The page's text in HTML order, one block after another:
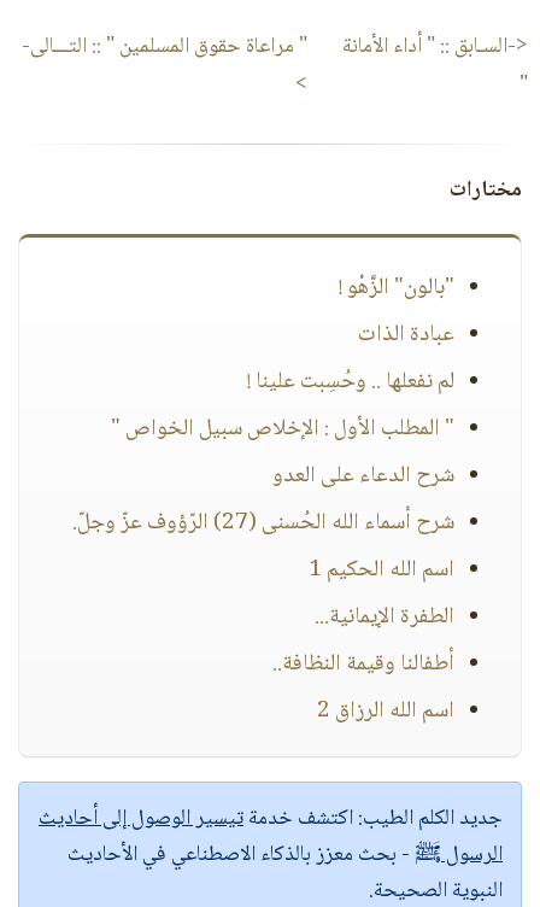
<-السـابق ::" أداء الأمانة
"
" مراعاة حقوق المسلمين " :: التـــالى-
>
مختارات
"بالون" الزَّهْو !
عبادة الذات
لم نفعلها .. وحُسِبت علينا !
" المطلب الأول : الإخلاص سبيل الخواص "
شرح الدعاء على العدو
شرح أسماء الله الحُسنى (27) الرّؤوف عزّ وجلّ.
اسم الله الحكيم 1
الطفرة الإيمانية...
أطفالنا وقيمة النظافة..
اسم الله الرزاق 2
جديد الكلم الطيب:اكتشف خدمةتيسير الوصول إلى أحاديث
الرسول ﷺ - بحث معزز بالذكاء الاصطناعي في الأحاديث
النبوية الصحيحة.